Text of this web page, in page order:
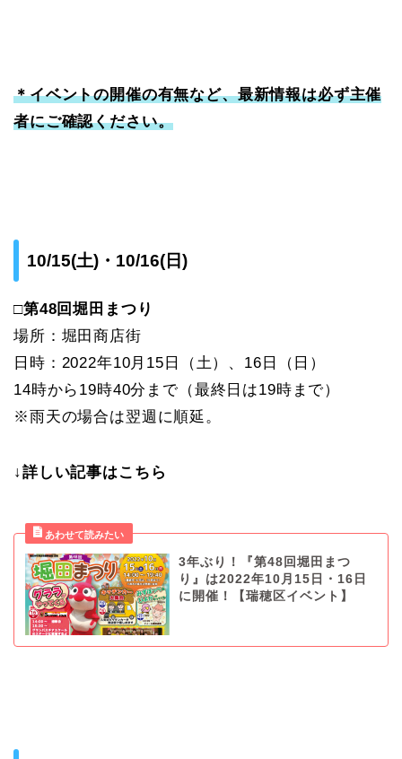
＊イベントの開催の有無など、最新情報は必ず主催
者にご確認ください。
10/15(土)・10/16(日)
□第48回堀田まつり
場所：堀田商店街
日時：2022年10月15日（土）、16日（日）
14時から19時40分まで（最終日は19時まで）
※雨天の場合は翌週に順延。
↓詳しい記事はこちら
3年ぶり！『第48回堀田まつ
り』は2022年10月15日・16日
に開催！【瑞穂区イベント】